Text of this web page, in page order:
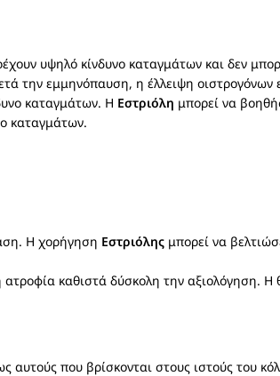
υψηλό κίνδυνο καταγμάτων και δεν
την εμμηνόπαυση, η έλλειψη οιστρογόνων
καταγμάτων. Η Εστριόλη μπορεί να
καταγμάτων.
Η χορήγηση Εστριόλης μπορεί να
καθιστά δύσκολη την αξιολόγηση. Η
αυτούς που βρίσκονται στους ιστούς του